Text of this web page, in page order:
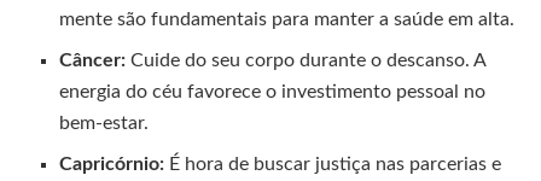
mente são fundamentais para manter a saúde em alta.
Câncer: Cuide do seu corpo durante o descanso. A
energia do céu favorece o investimento pessoal no
bem-estar.
Capricórnio: É hora de buscar justiça nas parcerias e